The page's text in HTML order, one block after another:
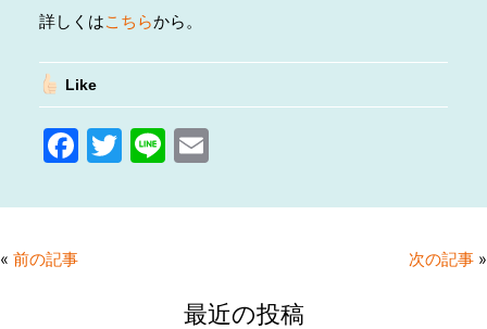
詳しくはこちらから。
Like
F
c
e
T
itt
Li
e
E
ai
« 前の記事 次の記事 »
最近の投稿